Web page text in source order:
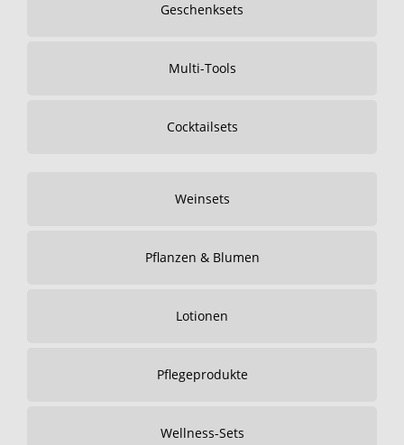
Geschenksets
Multi-Tools
Cocktailsets
Weinsets
Pflanzen & Blumen
Lotionen
Pflegeprodukte
Wellness-Sets